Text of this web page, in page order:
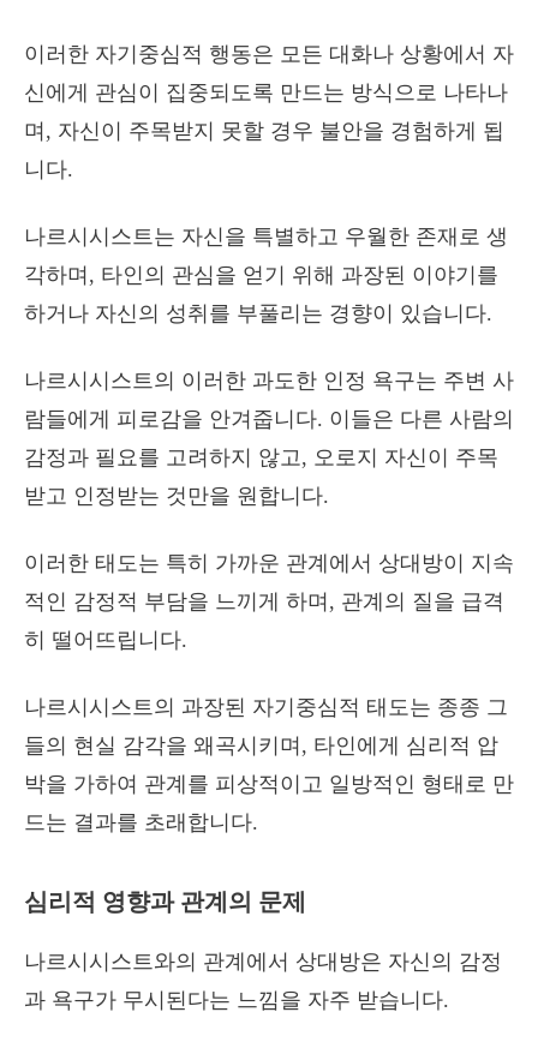
이러한 자기중심적 행동은 모든 대화나 상황에서 자
신에게 관심이 집중되도록 만드는 방식으로 나타나
며, 자신이 주목받지 못할 경우 불안을 경험하게 됩
니다.
나르시시스트는 자신을 특별하고 우월한 존재로 생
각하며, 타인의 관심을 얻기 위해 과장된 이야기를
하거나 자신의 성취를 부풀리는 경향이 있습니다.
나르시시스트의 이러한 과도한 인정 욕구는 주변 사
람들에게 피로감을 안겨줍니다. 이들은 다른 사람의
감정과 필요를 고려하지 않고, 오로지 자신이 주목
받고 인정받는 것만을 원합니다.
이러한 태도는 특히 가까운 관계에서 상대방이 지속
적인 감정적 부담을 느끼게 하며, 관계의 질을 급격
히 떨어뜨립니다.
나르시시스트의 과장된 자기중심적 태도는 종종 그
들의 현실 감각을 왜곡시키며, 타인에게 심리적 압
박을 가하여 관계를 피상적이고 일방적인 형태로 만
드는 결과를 초래합니다.
심리적 영향과 관계의 문제
나르시시스트와의 관계에서 상대방은 자신의 감정
과 욕구가 무시된다는 느낌을 자주 받습니다.